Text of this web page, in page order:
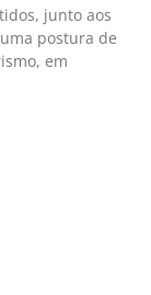
junto aos
postura de
em